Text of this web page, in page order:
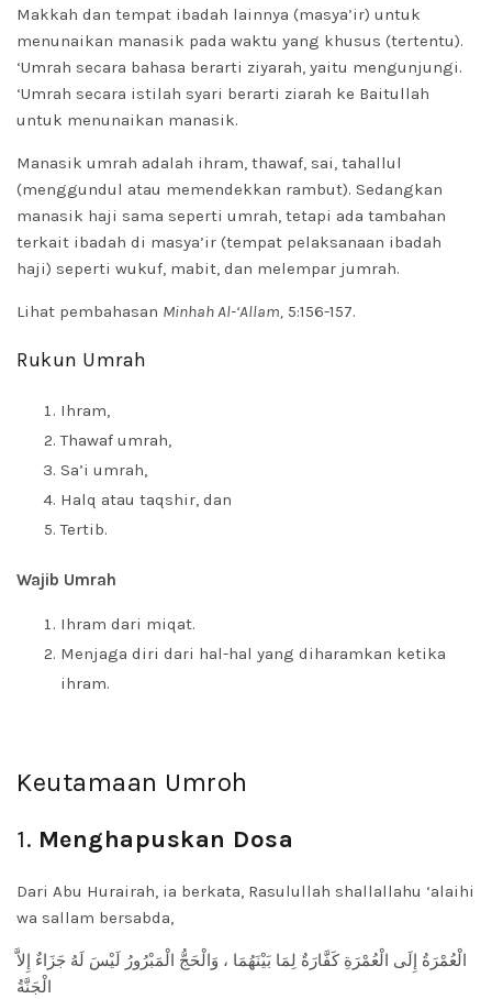
Makkah dan tempat ibadah lainnya (masya’ir) untuk
menunaikan manasik pada waktu yang khusus (tertentu).
‘Umrah secara bahasa berarti ziyarah, yaitu mengunjungi.
‘Umrah secara istilah syari berarti ziarah ke Baitullah
untuk menunaikan manasik.
Manasik umrah adalah ihram, thawaf, sai, tahallul
(menggundul atau memendekkan rambut). Sedangkan
manasik haji sama seperti umrah, tetapi ada tambahan
terkait ibadah di masya’ir (tempat pelaksanaan ibadah
haji) seperti wukuf, mabit, dan melempar jumrah.
Lihat pembahasan Minhah Al-‘Allam, 5:156-157.
Rukun Umrah
Ihram,
Thawaf umrah,
Sa’i umrah,
Halq atau taqshir, dan
Tertib.
Wajib Umrah
Ihram dari miqat.
Menjaga diri dari hal-hal yang diharamkan ketika
ihram.
Keutamaan Umroh
1. Menghapuskan Dosa
Dari Abu Hurairah, ia berkata, Rasulullah shallallahu ‘alaihi
wa sallam bersabda,
الْعُمْرَةُ إِلَى الْعُمْرَةِ كَفَّارَةٌ لِمَا بَيْنَهُمَا ، وَالْحَجُّ الْمَبْرُورُ لَيْسَ لَهُ جَزَاءٌ إِلاَّ
الْجَنَّةُ